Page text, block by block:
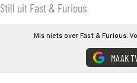
Still uit Fast & Furious
Mis niets over Fast & Furious.
MAAK